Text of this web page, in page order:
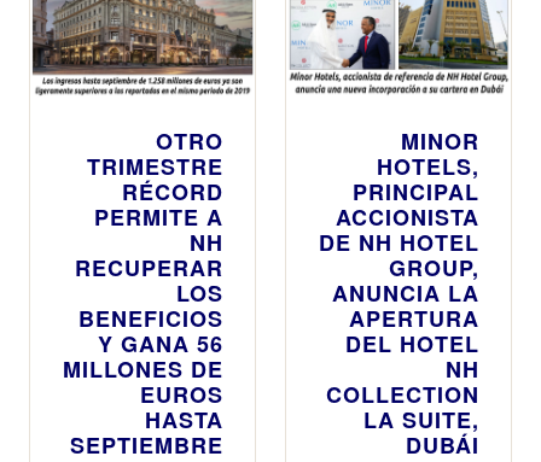
OTRO
TRIMESTRE
RÉCORD
PERMITE A
NH
RECUPERAR
LOS
BENEFICIOS
Y GANA 56
MILLONES DE
EUROS
HASTA
SEPTIEMBRE
MINOR
HOTELS,
PRINCIPAL
ACCIONISTA
DE NH HOTEL
GROUP,
ANUNCIA LA
APERTURA
DEL HOTEL
NH
COLLECTION
LA SUITE,
DUBÁI